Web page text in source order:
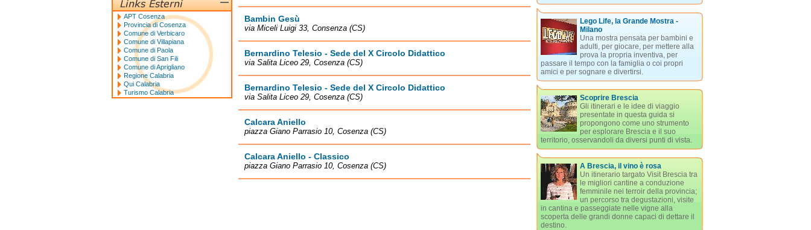
Bambin Gesù
via Miceli Luigi 33, Consenza (CS)
Bernardino Telesio - Sede del X Circolo Didattico
via Salita Liceo 29, Cosenza (CS)
Bernardino Telesio - Sede del X Circolo Didattico
via Salita Liceo 29, Cosenza (CS)
Calcara Aniello
piazza Giano Parrasio 10, Cosenza (CS)
Calcara Aniello - Classico
piazza Giano Parrasio 10, Cosenza (CS)
Lego Life, la Grande Mostra -
Milano
Una mostra pensata per bambini e
adulti, per giocare, per mettere alla
prova la propria inventiva, per
passare il tempo con la famiglia o coi propri
amici e per sognare e divertirsi.
Scoprire Brescia
Gli itinerari e le idee di viaggio
presentate in questa guida si
propongono come uno strumento
per esplorare Brescia e il suo
territorio, osservandoli da diversi punti di vista.
A Brescia, il vino è rosa
Un itinerario targato Visit Brescia tra
le migliori cantine a conduzione
femminile nei terroir della provincia;
un percorso tra degustazioni, visite
in cantina e passeggiate nelle vigne alla
scoperta delle grandi donne capaci di dettare il
destino.
APT Cosenza
Provincia di Cosenza
Comune di Verbicaro
Comune di Villapiana
Comune di Paola
Comune di San Fili
Comune di Aprigliano
Regione Calabria
Qui Calabria
Turismo Calabria